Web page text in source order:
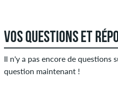
VOS QUESTIONS ET
Il n'y a pas encore de questions
question maintenant !